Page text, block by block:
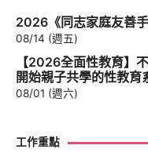
2026《同志家庭友善
08/14 (週五)
【2026全面性教育】
開始親子共學的性教育
08/01 (週六)
工作重點